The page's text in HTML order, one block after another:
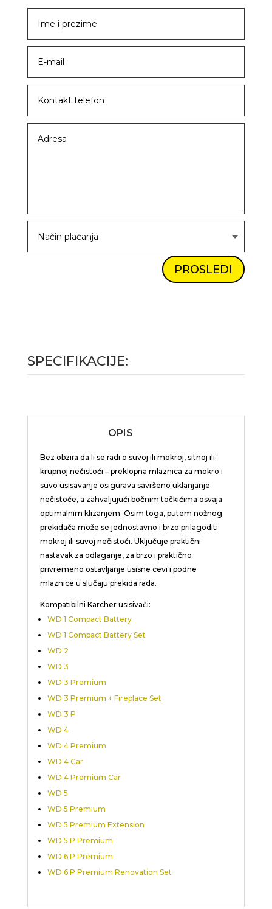
PROSLEDI
SPECIFIKACIJE:
OPIS
Bez obzira da li se radi o suvoj ili mokroj, sitnoj ili
krupnoj nečistoći – preklopna mlaznica za mokro i
suvo usisavanje osigurava savršeno uklanjanje
nečistoće, a zahvaljujući bočnim točkićima osvaja
optimalnim klizanjem. Osim toga, putem nožnog
prekidača može se jednostavno i brzo prilagoditi
mokroj ili suvoj nečistoći. Uključuje praktični
nastavak za odlaganje, za brzo i praktično
privremeno ostavljanje usisne cevi i podne
mlaznice u slučaju prekida rada.
Kompatibilni Karcher usisivači:
WD 1 Compact Battery
WD 1 Compact Battery Set
WD 2
WD 3
WD 3 Premium
WD 3 Premium + Fireplace Set
WD 3 P
WD 4
WD 4 Premium
WD 4 Car
WD 4 Premium Car
WD 5
WD 5 Premium
WD 5 Premium Extension
WD 5 P Premium
WD 6 P Premium
WD 6 P Premium Renovation Set